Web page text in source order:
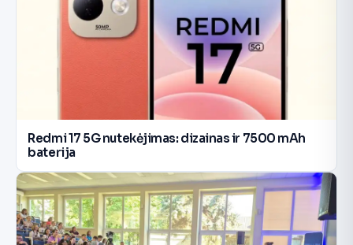
Redmi 17 5G nutekėjimas: dizainas ir 7500 mAh
baterija